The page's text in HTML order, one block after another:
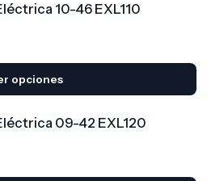
10-46 EXL110
opciones
09-42 EXL120